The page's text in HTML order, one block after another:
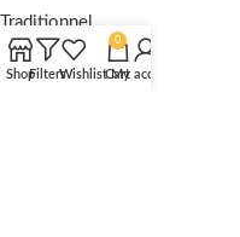
Traditionnel
Moderne
Moquette
ShopFiltersWishlist
0
Cart
My account